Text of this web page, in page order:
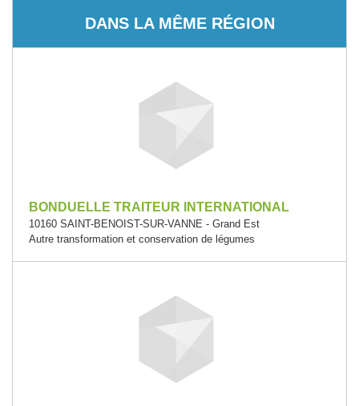
DANS LA MÊME RÉGION
BONDUELLE TRAITEUR INTERNATIONAL
10160 SAINT-BENOIST-SUR-VANNE - Grand Est
Autre transformation et conservation de légumes